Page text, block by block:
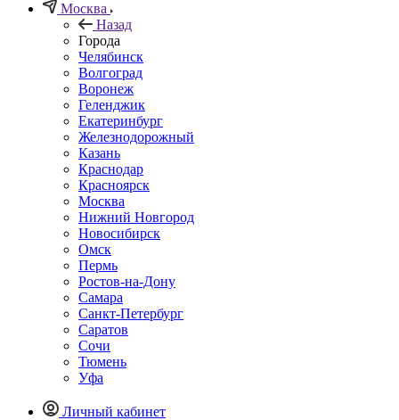
Москва
Назад
Города
Челябинск
Волгоград
Воронеж
Геленджик
Екатеринбург
Железнодорожный
Казань
Краснодар
Красноярск
Москва
Нижний Новгород
Новосибирск
Омск
Пермь
Ростов-на-Дону
Самара
Санкт-Петербург
Саратов
Сочи
Тюмень
Уфа
Личный кабинет